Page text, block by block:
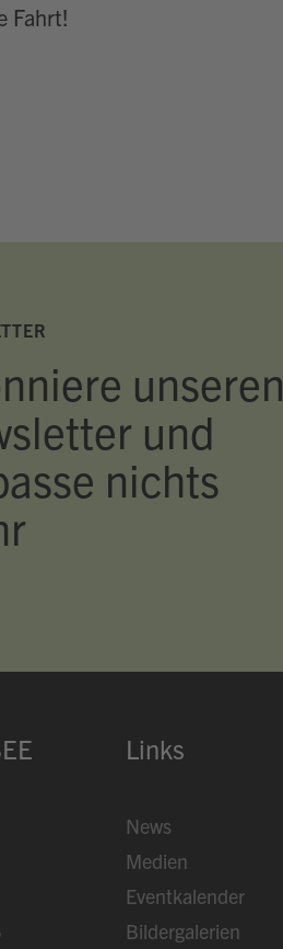
Fahrt!
unseren
und
nichts
Links
News
Medien
Eventkalender
Bildergalerien